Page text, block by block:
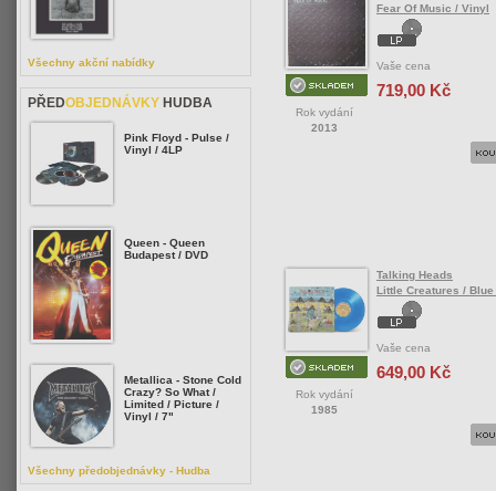
Rok vydání
2013
Fear Of Music / Vinyl
Vaše cena
719,00 Kč
Rok vydání
1985
Talking Heads
Little Creatures /
Vaše cena
649,00 Kč
Všechny akční nabídky
PŘEDOBJEDNÁVKY HUDBA
Pink Floyd - Pulse /
Vinyl / 4LP
Queen - Queen
Budapest / DVD
Metallica - Stone Cold
Crazy? So What /
Limited / Picture /
Vinyl / 7"
Všechny předobjednávky - Hudba